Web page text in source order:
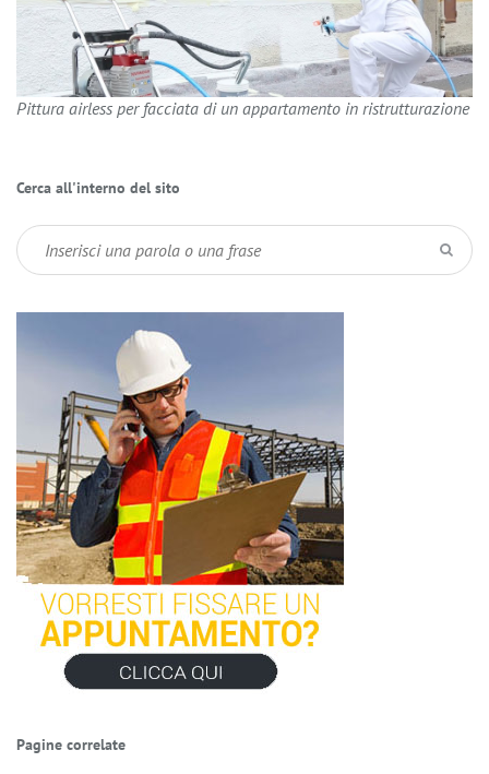
Pittura airless per facciata di un appartamento in ristrutturazione
Cerca all'interno del sito
Pagine correlate